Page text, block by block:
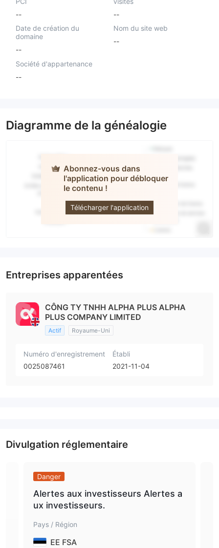
--
--
Date de création du
domaine
--
Nom du site web
--
Société d'appartenance
--
Diagramme de la généalogie
Abonnez-vous dans
l'application pour débloquer
le contenu !
Télécharger l'application
Alphatradeplus
Entreprises apparentées
CÔNG TY TNHH ALPHA PLUS ALPHA
PLUS COMPANY LIMITED
Actif Royaume-Uni
Numéro d'enregistrement
0025087461
Établi
2021-11-04
Divulgation réglementaire
Danger
Alertes aux investisseurs Alertes a
ux investisseurs.
Pays / Région
EE FSA